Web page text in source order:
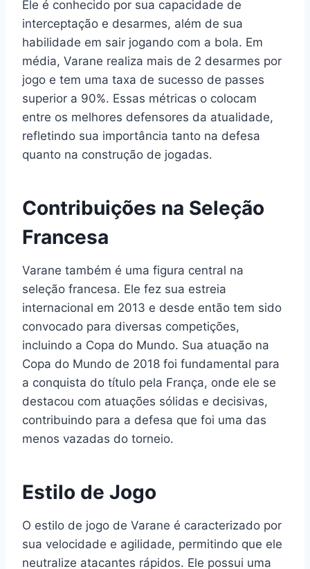
Ele é conhecido por sua capacidade de
interceptação e desarmes, além de sua
habilidade em sair jogando com a bola. Em
média, Varane realiza mais de 2 desarmes por
jogo e tem uma taxa de sucesso de passes
superior a 90%. Essas métricas o colocam
entre os melhores defensores da atualidade,
refletindo sua importância tanto na defesa
quanto na construção de jogadas.
Contribuições na Seleção
Francesa
Varane também é uma figura central na
seleção francesa. Ele fez sua estreia
internacional em 2013 e desde então tem sido
convocado para diversas competições,
incluindo a Copa do Mundo. Sua atuação na
Copa do Mundo de 2018 foi fundamental para
a conquista do título pela França, onde ele se
destacou com atuações sólidas e decisivas,
contribuindo para a defesa que foi uma das
menos vazadas do torneio.
Estilo de Jogo
O estilo de jogo de Varane é caracterizado por
sua velocidade e agilidade, permitindo que ele
neutralize atacantes rápidos. Ele possui uma